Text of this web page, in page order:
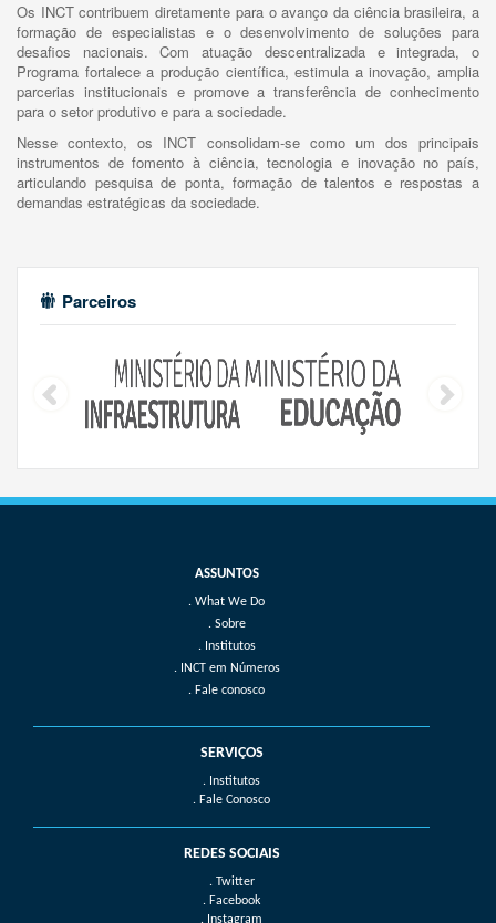
Os INCT contribuem diretamente para o avanço da ciência brasileira, a
formação de especialistas e o desenvolvimento de soluções para
desafios nacionais. Com atuação descentralizada e integrada, o
Programa fortalece a produção científica, estimula a inovação, amplia
parcerias institucionais e promove a transferência de conhecimento
para o setor produtivo e para a sociedade.
Nesse contexto, os INCT consolidam-se como um dos principais
instrumentos de fomento à ciência, tecnologia e inovação no país,
articulando pesquisa de ponta, formação de talentos e respostas a
demandas estratégicas da sociedade.
Parceiros
What We Do
Sobre
Institutos
INCT em Números
Fale conosco
SERVIÇOS
. Institutos
. Fale Conosco
REDES SOCIAIS
. Twitter
. Facebook
. Instagram